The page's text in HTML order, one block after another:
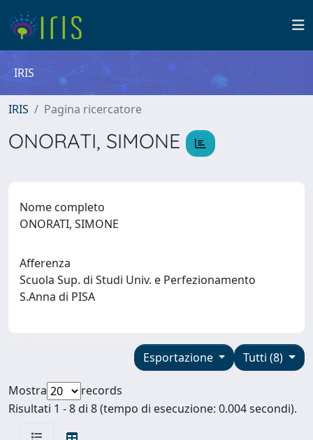
IRIS
IRIS Pagina ricercatore
ONORATI, SIMONE
Nome completo
ONORATI, SIMONE
Afferenza
Scuola Sup. di Studi Univ. e Perfezionamento
S.Anna di PISA
Tutti (8)
Esportazione
Mostra
records
Risultati 1 - 8 di 8 (tempo di esecuzione: 0.004 secondi).